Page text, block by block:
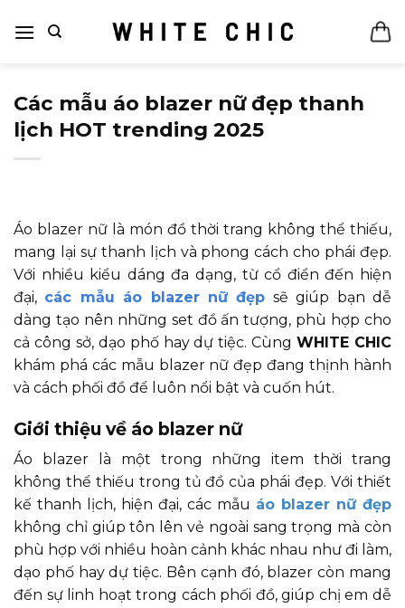
qua
Các mẫu áo blazer nữ đẹp thanh
lịch HOT trending 2025
Áo blazer nữ là món đồ thời trang không thể thiếu,
mang lại sự thanh lịch và phong cách cho phái đẹp.
Với nhiều kiểu dáng đa dạng, từ cổ điển đến hiện
đại, các mẫu áo blazer nữ đẹp sẽ giúp bạn dễ
dàng tạo nên những set đồ ấn tượng, phù hợp cho
cả công sở, dạo phố hay dự tiệc. CùngWHITE CHIC
khám phá các mẫu blazer nữ đẹp đang thịnh hành
và cách phối đồ để luôn nổi bật và cuốn hút.
Giới thiệu về áo blazer nữ
Áo blazer là một trong những item thời trang
không thể thiếu trong tủ đồ của phái đẹp. Với thiết
kế thanh lịch, hiện đại, các mẫu áo blazer nữ đẹp
không chỉ giúp tôn lên vẻ ngoài sang trọng mà còn
phù hợp với nhiều hoàn cảnh khác nhau như đi làm,
dạo phố hay dự tiệc. Bên cạnh đó, blazer còn mang
đến sự linh hoạt trong cách phối đồ, giúp chị em dễ